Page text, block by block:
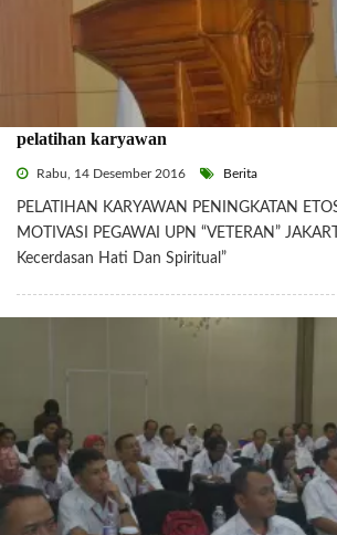
pelatihan karyawan
Rabu, 14 Desember 2016 Berita
PELATIHAN KARYAWAN PENINGKATAN
MOTIVASI PEGAWAI UPN “VETERAN”
Kecerdasan Hati Dan Spiritual”